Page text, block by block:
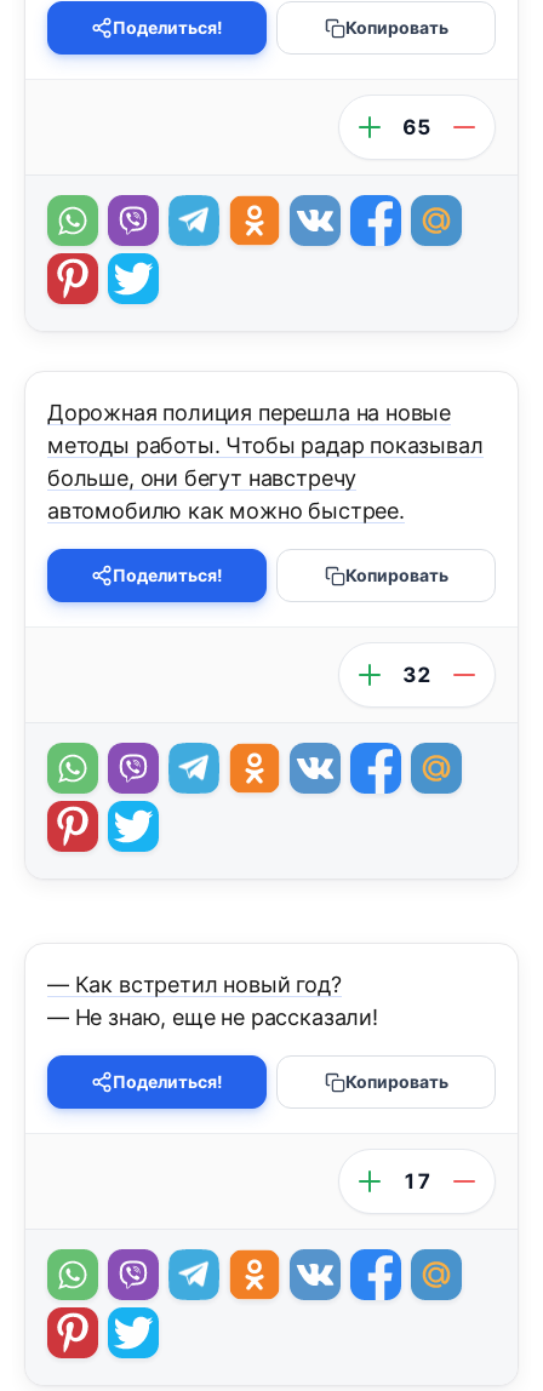
Поделиться! Копировать
65
Дорожная полиция перешла на новые
методы работы. Чтобы радар показывал
больше, они бегут навстречу
автомобилю как можно быстрее.
Поделиться! Копировать
32
— Как встретил новый год?
— Не знаю, еще не рассказали!
Поделиться! Копировать
17